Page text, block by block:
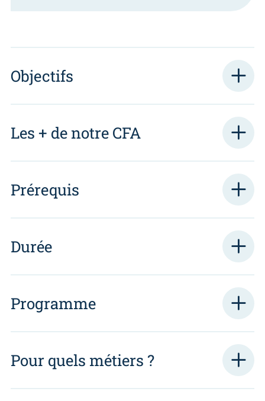
Objectifs
Les + de notre CFA
Prérequis
Durée
Programme
Pour quels métiers ?